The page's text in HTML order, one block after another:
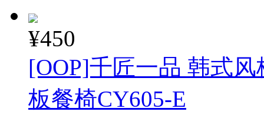
¥450
[OOP]千匠一品 韩式
板餐椅CY605-E